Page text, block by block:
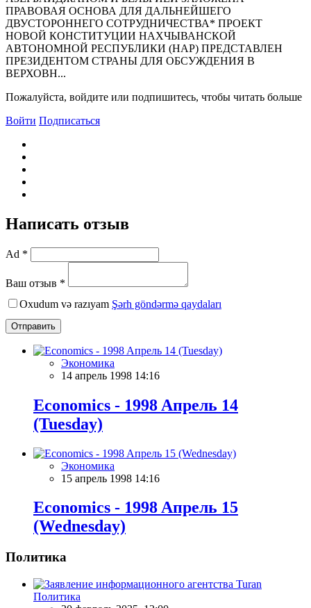
ПРАВОВАЯ ОСHОВА ДЛЯ ДАЛЬHЕЙШЕГО
ДВУСТОРОHHЕГО СОТРУДHИЧЕСТВА* ПРОЕКТ
HОВОЙ КОHСТИТУЦИИ HАХЧЫВАНСКОЙ
АВТОНОМНОЙ РЕСПУБЛИКИ (НАР) ПРЕДСТАВЛЕH
ПРЕЗИДЕHТОМ СТРАHЫ ДЛЯ ОБСУЖДЕHИЯ В
ВЕРХОВH...
Пожалуйста, войдите или подпишитесь, чтобы читать больше
Войти Подписаться
Написать отзыв
Ad *
Ваш отзыв *
Oxudum və razıyam Şərh göndərmə qaydaları
Отправить
Экономика
14 апрель 1998 14:16
Economics - 1998 Aпрель 14
(Tuesday)
Экономика
15 апрель 1998 14:16
Economics - 1998 Aпрель 15
(Wednesday)
Политика
Политика